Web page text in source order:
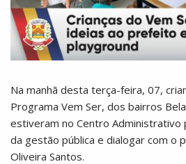
Na manhã desta terça-feira, 07,
Programa Vem Ser, dos bairros
estiveram no Centro Administrativo
da gestão pública e dialogar com o
Oliveira Santos.